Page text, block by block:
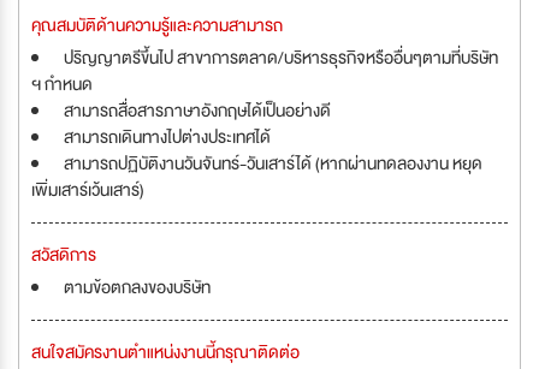
คุณสมบัติด้านความรู้และความสามารถ
ปริญญาตรีข้ึนไป สาขาการตลาด/บริหารธุรกิจหรืออื่นๆตามที่บริษัท
ฯ กำหนด
สามารถสื่อสารภาษาอังกฤษได้เป็นอย่างดี
สามารถเดินทางไปต่างประเทศได้
สามารถปฏิบัติงานวันจันทร์-วันเสาร์ได้ (หากผ่านทดลองงาน หยุด
เพิ่มเสาร์เว้นเสาร์)
สวัสดิการ
ตามข้อตกลงของบริษัท
สนใจสมัครงานตำแหน่งงานนี้กรุณาติดต่อ